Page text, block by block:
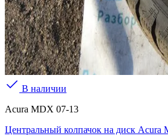
В наличии
Acura MDX 07-13
Центральный колпачок на диск Acura